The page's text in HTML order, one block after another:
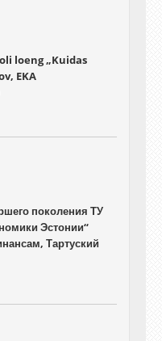
loeng „Kuidas
EKA
поколения ТУ
Эстонии“
Тартуский